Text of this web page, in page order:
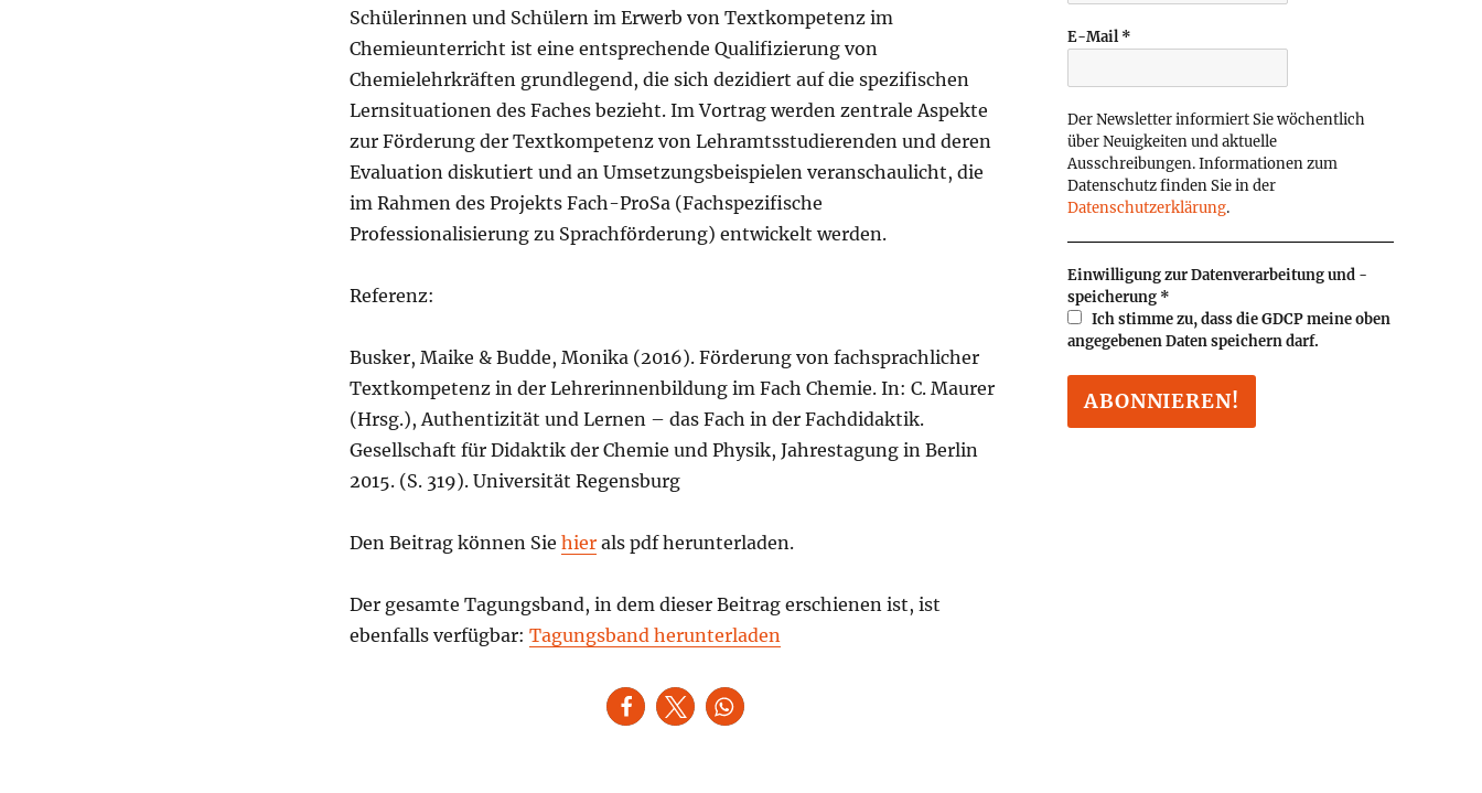
Schülerinnen und Schülern im Erwerb von Textkompetenz im
Chemieunterricht ist eine entsprechende Qualifizierung von
Chemielehrkräften grundlegend, die sich dezidiert auf die spezifischen
Lernsituationen des Faches bezieht. Im Vortrag werden zentrale Aspekte
zur Förderung der Textkompetenz von Lehramtsstudierenden und deren
Evaluation diskutiert und an Umsetzungsbeispielen veranschaulicht, die
im Rahmen des Projekts Fach-ProSa (Fachspezifische
Professionalisierung zu Sprachförderung) entwickelt werden.
Referenz:
Busker, Maike & Budde, Monika (2016). Förderung von fachsprachlicher
Textkompetenz in der Lehrerinnenbildung im Fach Chemie. In: C. Maurer
(Hrsg.), Authentizität und Lernen – das Fach in der Fachdidaktik.
Gesellschaft für Didaktik der Chemie und Physik, Jahrestagung in Berlin
2015. (S. 319). Universität Regensburg
Den Beitrag können Sie hierals pdf herunterladen.
Der gesamte Tagungsband, in dem dieser Beitrag erschienen ist, ist
ebenfalls verfügbar: Tagungsband herunterladen
E-Mail *
Der Newsletter informiert Sie wöchentlich
über Neuigkeiten und aktuelle
Ausschreibungen. Informationen zum
Datenschutz finden Sie in der
Datenschutzerklärung.
Einwilligung zur Datenverarbeitung und -
speicherung *
Ich stimme zu, dass die GDCP meine oben
angegebenen Daten speichern darf.